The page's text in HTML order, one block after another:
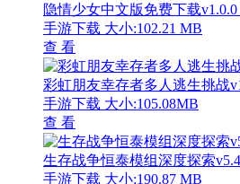
隐情少女中文版免费下载
手游下载 大小:102.21 MB
查 看
彩虹朋友幸存者多人逃生挑战
手游下载 大小:105.08MB
查 看
生存战争恒泰模组深度探索
手游下载 大小:190.87 MB